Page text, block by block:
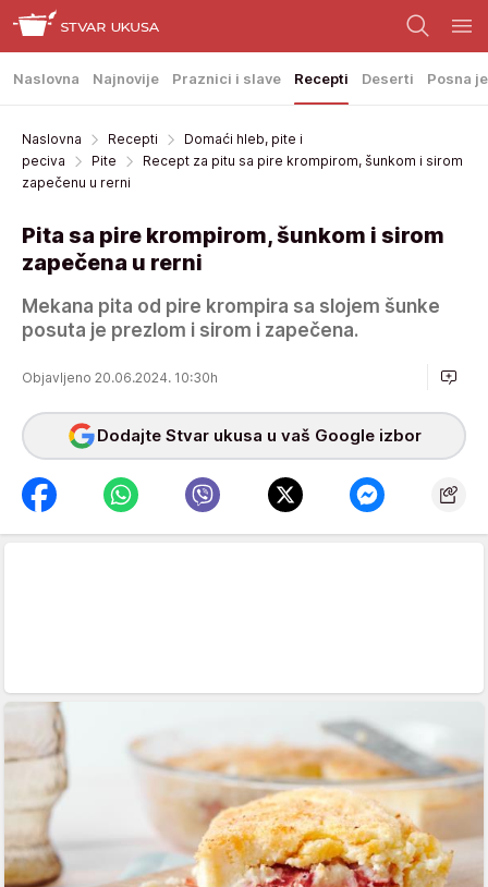
Naslovna Najnovije Praznici i slave Recepti Deserti Posna
Naslovna Recepti
Domaći hleb, pite i
peciva
Pite
Recept za pitu sa pire krompirom, šunkom i sirom
zapečenu u rerni
Pita sa pire krompirom, šunkom i sirom
zapečena u rerni
Mekana pita od pire krompira sa slojem šunke
posuta je prezlom i sirom i zapečena.
Objavljeno 20.06.2024. 10:30h
Dodajte Stvar ukusa u vaš Google izbor